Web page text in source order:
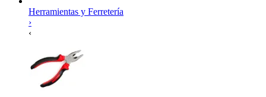
Herramientas y Ferretería
›
‹